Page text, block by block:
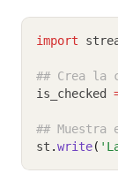
import
## Crea la
is_checked
##
st .write(